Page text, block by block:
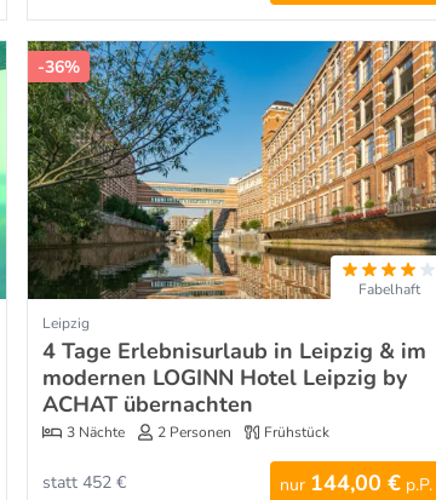
-36%
Fabelhaft
Leipzig
4 Tage Erlebnisurlaub in Leipzig & im
modernen LOGINN Hotel Leipzig by
ACHAT übernachten
3 Nächte 2 Personen Frühstück
nur 144,00 € p.P.
statt 452 €